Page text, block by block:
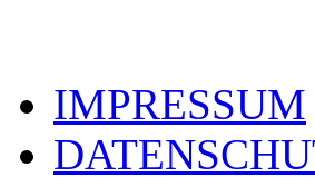
IMPRESSUM